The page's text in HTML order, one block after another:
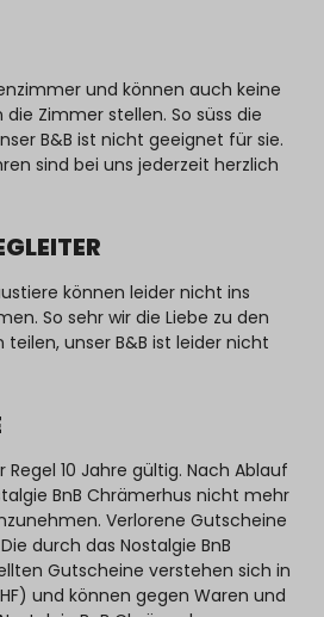
und können auch keine
Zimmer stellen. So süss die
B&B ist nicht geeignet für sie.
sind bei uns jederzeit herzlich
können leider nicht ins
So sehr wir die Liebe zu den
teilen, unser B&B ist leider nicht
10 Jahre gültig. Nach Ablauf
BnB Chrämerhus nicht mehr
Verlorene Gutscheine
durch das Nostalgie BnB
Gutscheine verstehen sich in
und können gegen Waren und